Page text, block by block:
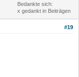
Bedankte sich:
x gedankt in Beiträgen
#19